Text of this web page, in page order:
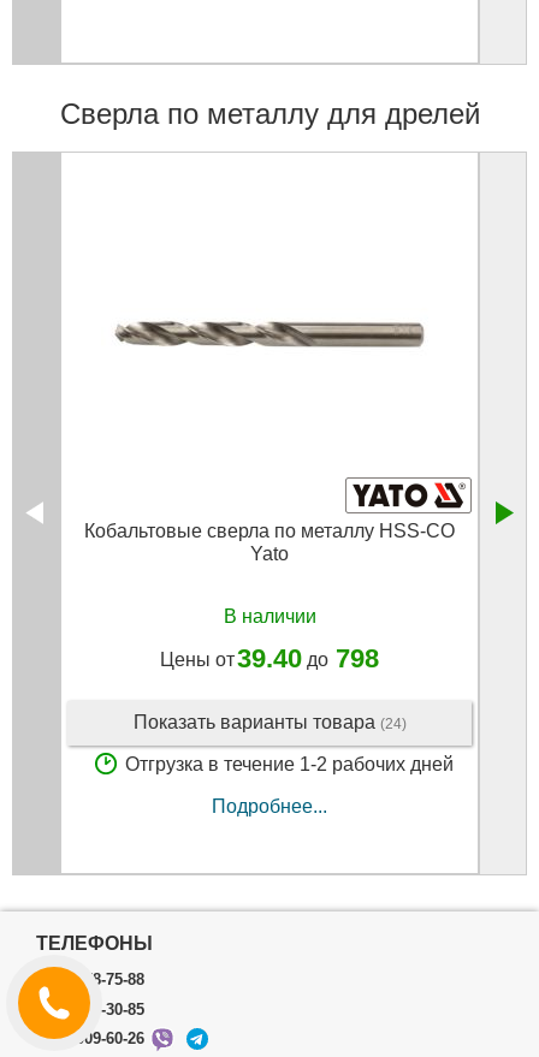
Сверла по металлу для дрелей
Кобальтовые сверла по металлу HSS-CO
Yato
В наличии
Цены от39.40 до 798
Показать варианты товара (24)
Отгрузка в течение 1-2 рабочих дней
Подробнее...
ТЕЛЕФОНЫ
(073) 578-75-88
(098) 398-30-85
(099) 009-60-26